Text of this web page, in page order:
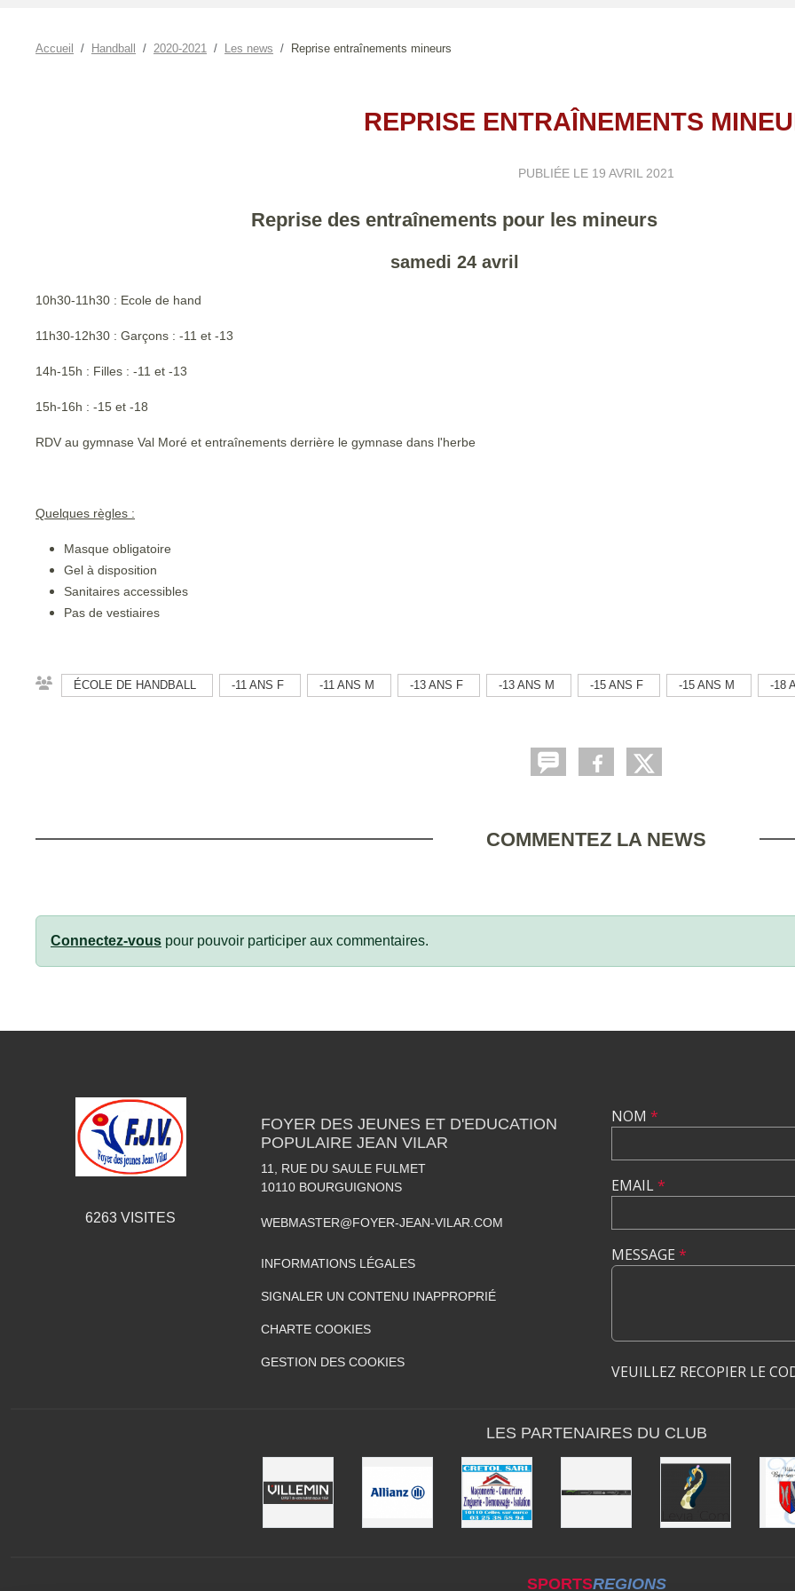
Accueil Handball 2020-2021 Les news Reprise entraînements mineurs
REPRISE ENTRAÎNEMENTS
PUBLIÉE LE 19 AVRIL 2021
Reprise des entraînements pour les mineurs
samedi 24 avril
10h30-11h30 : Ecole de hand
11h30-12h30 : Garçons : -11 et -13
14h-15h : Filles : -11 et -13
15h-16h : -15 et -18
RDV au gymnase Val Moré et entraînements derrière le gymnase dans l'herbe
Quelques règles :
Masque obligatoire
Gel à disposition
Sanitaires accessibles
Pas de vestiaires
ÉCOLE DE HANDBALL -11 ANS F -11 ANS M -13 ANS F -13 ANS M -15 ANS F -15 ANS M -18
COMMENTEZ LA NEWS
Connectez-vous pour pouvoir participer aux commentaires.
6263 VISITES
FOYER DES JEUNES ET D'EDUCATION
POPULAIRE JEAN VILAR
11, RUE DU SAULE FULMET
10110 BOURGUIGNONS
WEBMASTER@FOYER-JEAN-VILAR.COM
INFORMATIONS LÉGALES
SIGNALER UN CONTENU INAPPROPRIÉ
CHARTE COOKIES
GESTION DES COOKIES
NOM *
EMAIL*
MESSAGE *
VEUILLEZ RECOPIER LE
LES PARTENAIRES DU CLUB
SPORTSREGIONS